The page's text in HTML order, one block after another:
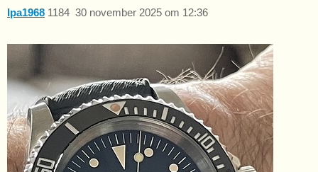
Ipa1968 30 november 2025 om 12:36
1184